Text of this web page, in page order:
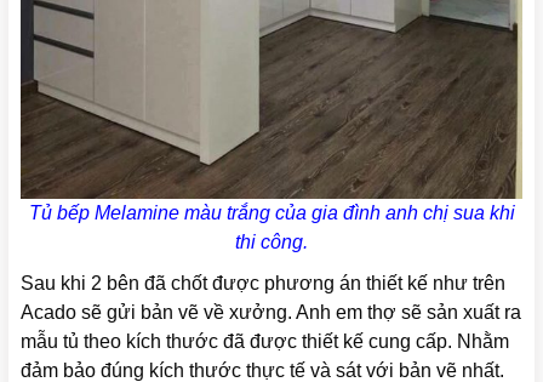
Tủ bếp Melamine màu trắng của gia đình anh chị sua khi
thi công.
Sau khi 2 bên đã chốt được phương án thiết kế như trên
Acado sẽ gửi bản vẽ về xưởng. Anh em thợ sẽ sản xuất ra
mẫu tủ theo kích thước đã được thiết kế cung cấp. Nhằm
đảm bảo đúng kích thước thực tế và sát với bản vẽ nhất.